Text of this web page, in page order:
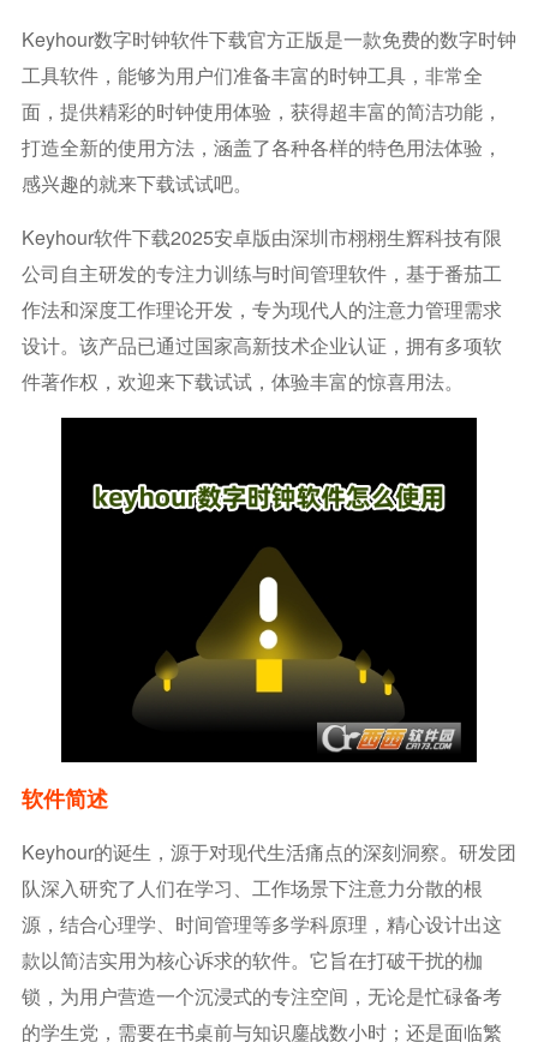
Keyhour数字时钟软件下载官方正版是一款免费的数字时钟
工具软件，能够为用户们准备丰富的时钟工具，非常全
面，提供精彩的时钟使用体验，获得超丰富的简洁功能，
打造全新的使用方法，涵盖了各种各样的特色用法体验，
感兴趣的就来下载试试吧。
Keyhour软件下载2025安卓版由深圳市栩栩生辉科技有限
公司自主研发的专注力训练与时间管理软件，基于番茄工
作法和深度工作理论开发，专为现代人的注意力管理需求
设计。该产品已通过国家高新技术企业认证，拥有多项软
件著作权，欢迎来下载试试，体验丰富的惊喜用法。
软件简述
Keyhour的诞生，源于对现代生活痛点的深刻洞察。研发团
队深入研究了人们在学习、工作场景下注意力分散的根
源，结合心理学、时间管理等多学科原理，精心设计出这
款以简洁实用为核心诉求的软件。它旨在打破干扰的枷
锁，为用户营造一个沉浸式的专注空间，无论是忙碌备考
的学生党，需要在书桌前与知识鏖战数小时；还是面临繁